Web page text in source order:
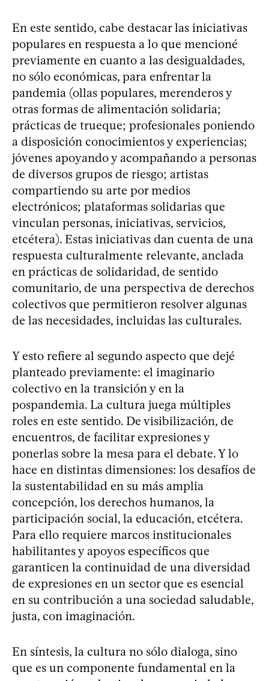
En este sentido, cabe destacar las iniciativas
populares en respuesta a lo que mencioné
previamente en cuanto a las desigualdades,
no sólo económicas, para enfrentar la
pandemia (ollas populares, merenderos y
otras formas de alimentación solidaria;
prácticas de trueque; profesionales poniendo
a disposición conocimientos y experiencias;
jóvenes apoyando y acompañando a personas
de diversos grupos de riesgo; artistas
compartiendo su arte por medios
electrónicos; plataformas solidarias que
vinculan personas, iniciativas, servicios,
etcétera). Estas iniciativas dan cuenta de una
respuesta culturalmente relevante, anclada
en prácticas de solidaridad, de sentido
comunitario, de una perspectiva de derechos
colectivos que permitieron resolver algunas
de las necesidades, incluidas las culturales.
Y esto refiere al segundo aspecto que dejé
planteado previamente: el imaginario
colectivo en la transición y en la
pospandemia. La cultura juega múltiples
roles en este sentido. De visibilización, de
encuentros, de facilitar expresiones y
ponerlas sobre la mesa para el debate. Y lo
hace en distintas dimensiones: los desafíos de
la sustentabilidad en su más amplia
concepción, los derechos humanos, la
participación social, la educación, etcétera.
Para ello requiere marcos institucionales
habilitantes y apoyos específicos que
garanticen la continuidad de una diversidad
de expresiones en un sector que es esencial
en su contribución a una sociedad saludable,
justa, con imaginación.
En síntesis, la cultura no sólo dialoga, sino
que es un componente fundamental en la